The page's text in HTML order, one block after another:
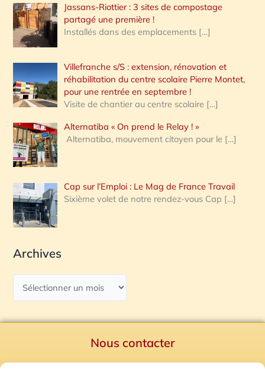
Jassans-Riottier : 3 sites de compostage
partagé une première !
Installés dans des emplacements […]
Villefranche s/S : extension, rénovation et
réhabilitation du centre scolaire Pierre Montet,
pour une rentrée en septembre !
Visite de chantier au centre scolaire […]
Alternatiba « On prend le Relay ! »
Alternatiba, mouvement citoyen pour le […]
Cap sur l’Emploi : Le Mag de France Travail
Sixième volet de notre rendez-vous Cap […]
Archives
Nous contacter